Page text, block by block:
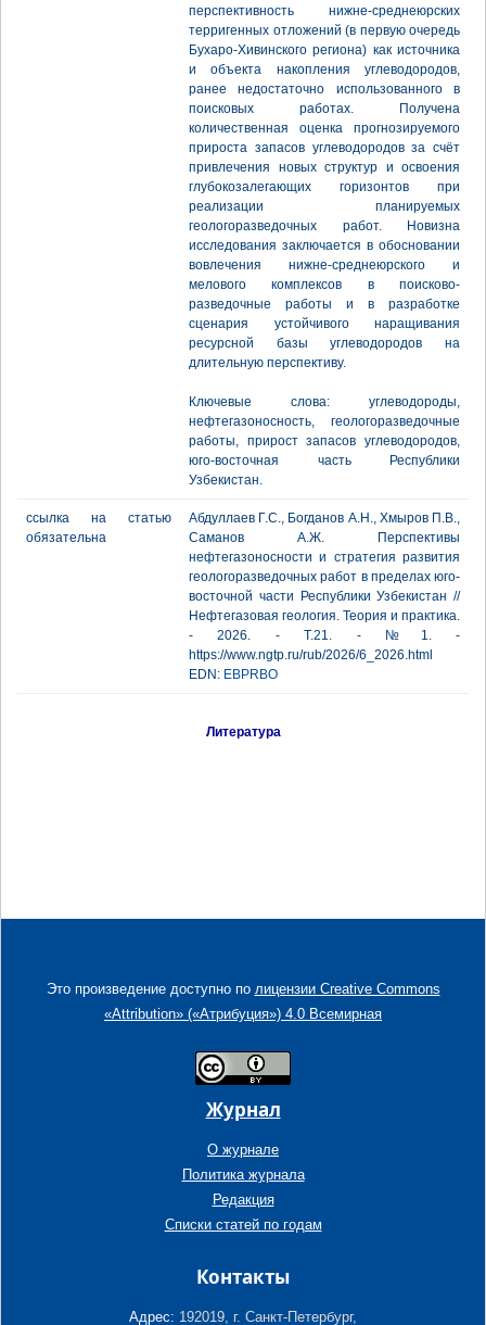
перспективность нижне-среднеюрских
терригенных отложений (в первую очередь
Бухаро-Хивинского региона) как источника
и объекта накопления углеводородов,
ранее недостаточно использованного в
поисковых работах. Получена
количественная оценка прогнозируемого
прироста запасов углеводородов за счёт
привлечения новых структур и освоения
глубокозалегающих горизонтов при
реализации планируемых
геологоразведочных работ. Новизна
исследования заключается в обосновании
вовлечения нижне-среднеюрского и
мелового комплексов в поисково-
разведочные работы и в разработке
сценария устойчивого наращивания
ресурсной базы углеводородов на
длительную перспективу.
Ключевые слова: углеводороды,
нефтегазоносность, геологоразведочные
работы, прирост запасов углеводородов,
юго-восточная часть Республики
Узбекистан.
ссылка на статью
обязательна
Абдуллаев Г.С., Богданов А.Н., Хмыров П.В.,
Саманов А.Ж. Перспективы
нефтегазоносности и стратегия развития
геологоразведочных работ в пределах юго-
восточной части Республики Узбекистан //
Нефтегазовая геология. Теория и практика.
- 2026. - Т.21. - №1. -
https://www.ngtp.ru/rub/2026/6_2026.html
EDN: EBPRBO
Литература
Это произведение доступно по лицензии Creative Commons
«Attribution» («Атрибуция») 4.0 Всемирная
Журнал
О журнале
Политика журнала
Редакция
Списки статей по годам
Контакты
Адрес: 192019, г. Санкт-Петербург,